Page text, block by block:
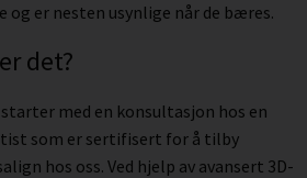
og er nesten usynlige når de bæres.
det?
med en konsultasjon hos en
som er sertifisert for å tilby
hos oss. Ved hjelp av avansert 3D-